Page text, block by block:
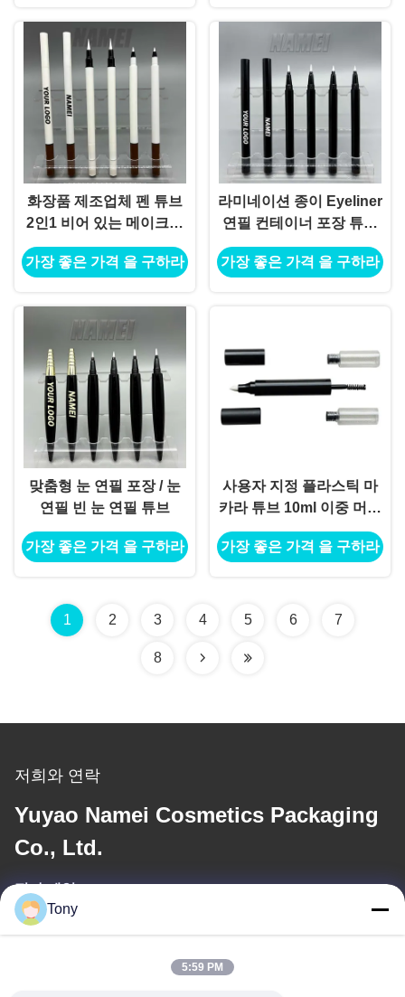
화장품 제조업체 펜 튜브
2인1 비어 있는 메이크업
포장 값싼 액체 눈 연필 튜
브
가장 좋은 가격 을 구하라
라미네이션 종이 Eyeliner
연필 컨테이너 포장 튜브
Eyeliner 튜브 주사
가장 좋은 가격 을 구하라
맞춤형 눈 연필 포장 / 눈
연필 빈 눈 연필 튜브
가장 좋은 가격 을 구하라
사용자 지정 플라스틱 마
카라 튜브 10ml 이중 머리
화장품 용기
가장 좋은 가격 을 구하라
1 2 3 4 5 6 7
8
저희와 연락
Yuyao Namei Cosmetics Packaging
Co., Ltd.
전자 메일
Tony
5:59 PM